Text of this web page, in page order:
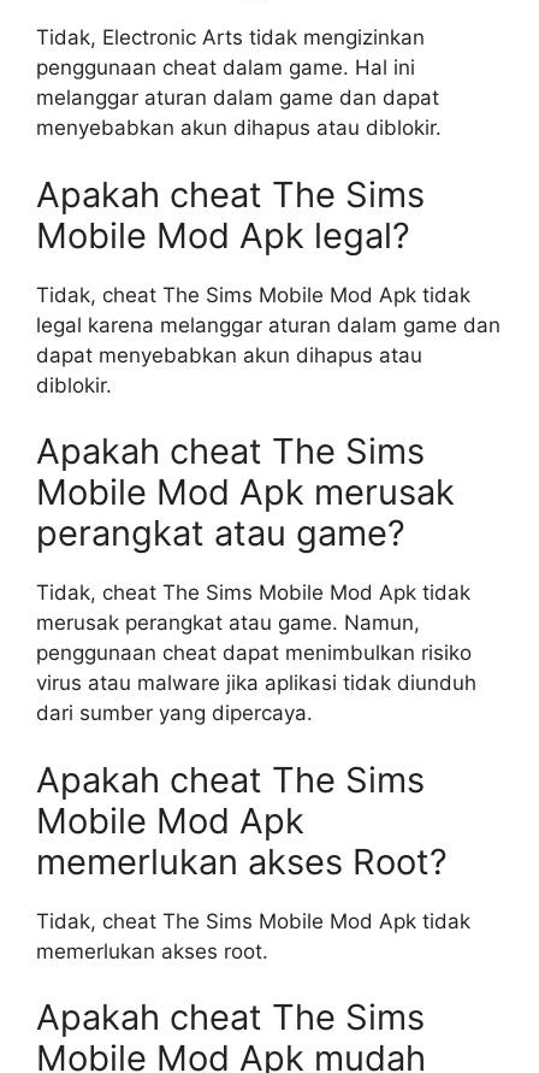
Tidak, Electronic Arts tidak mengizinkan
penggunaan cheat dalam game. Hal ini
melanggar aturan dalam game dan dapat
menyebabkan akun dihapus atau diblokir.
Apakah cheat The Sims
Mobile Mod Apk legal?
Tidak, cheat The Sims Mobile Mod Apk tidak
legal karena melanggar aturan dalam game dan
dapat menyebabkan akun dihapus atau
diblokir.
Apakah cheat The Sims
Mobile Mod Apk merusak
perangkat atau game?
Tidak, cheat The Sims Mobile Mod Apk tidak
merusak perangkat atau game. Namun,
penggunaan cheat dapat menimbulkan risiko
virus atau malware jika aplikasi tidak diunduh
dari sumber yang dipercaya.
Apakah cheat The Sims
Mobile Mod Apk
memerlukan akses Root?
Tidak, cheat The Sims Mobile Mod Apk tidak
memerlukan akses root.
Apakah cheat The Sims
Mobile Mod Apk mudah